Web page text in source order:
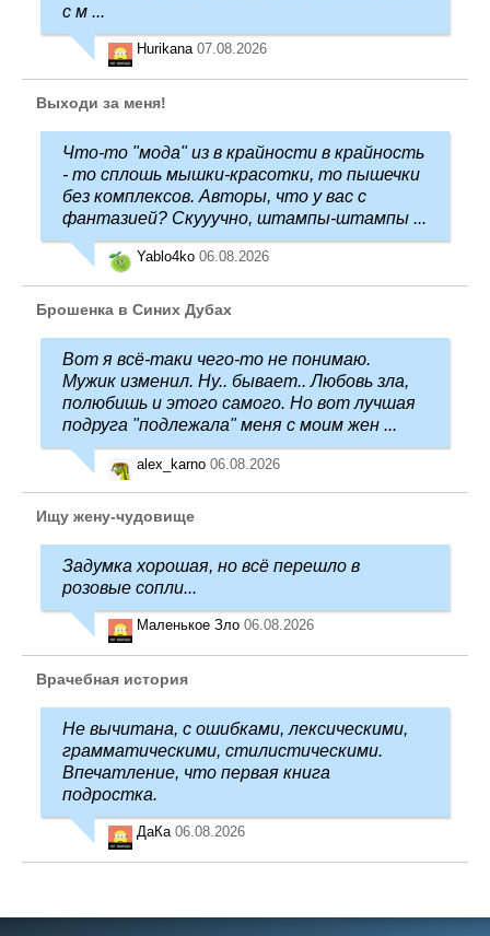
с м ...
Hurikana 07.08.2026
Выходи за меня!
Что-то "мода" из в крайности в крайность
- то сплошь мышки-красотки, то пышечки
без комплексов. Авторы, что у вас с
фантазией? Скууучно, штампы-штампы ...
Yablo4ko 06.08.2026
Брошенка в Синих Дубах
Вот я всё-таки чего-то не понимаю.
Мужик изменил. Ну.. бывает.. Любовь зла,
полюбишь и этого самого. Но вот лучшая
подруга "подлежала" меня с моим жен ...
alex_karno 06.08.2026
Ищу жену-чудовище
Задумка хорошая, но всё перешло в
розовые сопли...
Маленькое Зло 06.08.2026
Врачебная история
Не вычитана, с ошибками, лексическими,
грамматическими, стилистическими.
Впечатление, что первая книга
подростка.
ДаКа 06.08.2026